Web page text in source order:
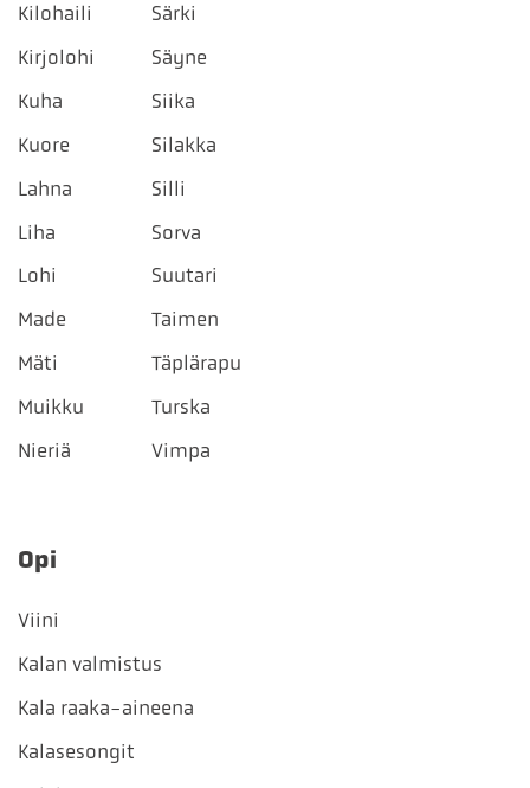
Kilohaili
Kirjolohi
Kuha
Kuore
Lahna
Liha
Lohi
Made
Mäti
Muikku
Nieriä
Särki
Säyne
Siika
Silakka
Silli
Sorva
Suutari
Taimen
Täplärapu
Turska
Vimpa
Opi
Viini
Kalan valmistus
Kala raaka-aineena
Kalasesongit